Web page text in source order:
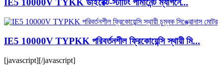
IE5 10000V TYKK ডাইরেক্ট-স্টার্টিং পার্মানেন্ট ম্যাগনে...
IE5 10000V TYPKK পরিবর্তনশীল ফ্রিকোয়েন্সি স্থায়ী মি...
[javascript][/javascript]